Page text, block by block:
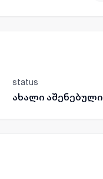
status
ახალი აშენებული